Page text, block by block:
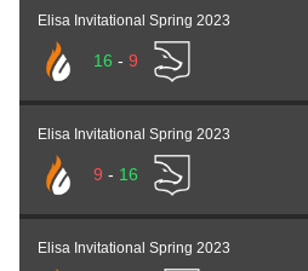
Elisa Invitational Spring 2023
16 - 9
Elisa Invitational Spring 2023
9 - 16
Elisa Invitational Spring 2023